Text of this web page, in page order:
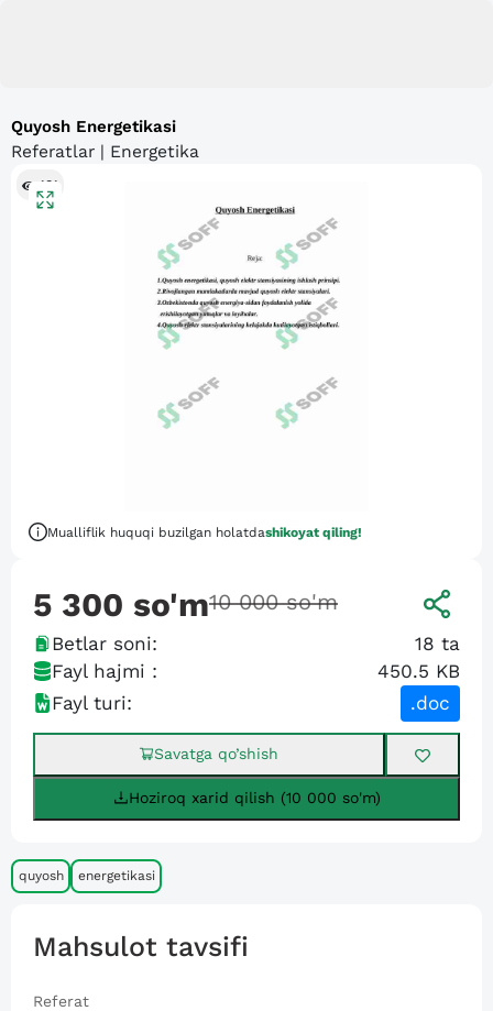
Quyosh Energetikasi
Referatlar | Energetika
181
Mualliflik huquqi buzilgan holatdashikoyat qiling!
5 300 so'm10 000 so'm
Betlar soni: 18 ta
Fayl hajmi :
450.5 KB
Fayl turi:
.doc
Savatga qo’shish
Hoziroq xarid qilish (10 000 so'm)
quyosh energetikasi
Mahsulot tavsifi
Referat